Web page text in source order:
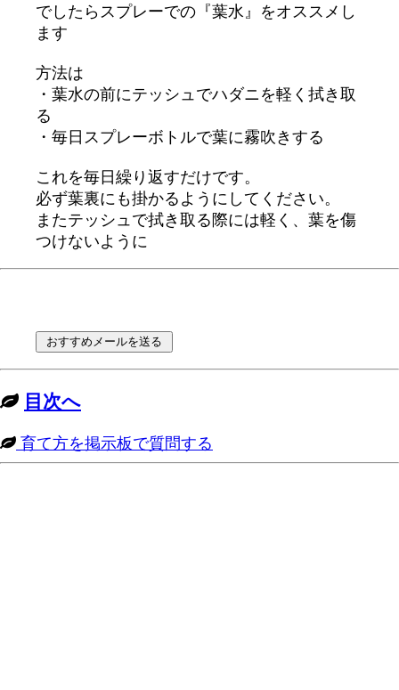
でしたらスプレーでの『葉水』をオススメし
ます
方法は
・葉水の前にテッシュでハダニを軽く拭き取
る
・毎日スプレーボトルで葉に霧吹きする
これを毎日繰り返すだけです。
必ず葉裏にも掛かるようにしてください。
またテッシュで拭き取る際には軽く、葉を傷
つけないように
目次へ
育て方を掲示板で質問する